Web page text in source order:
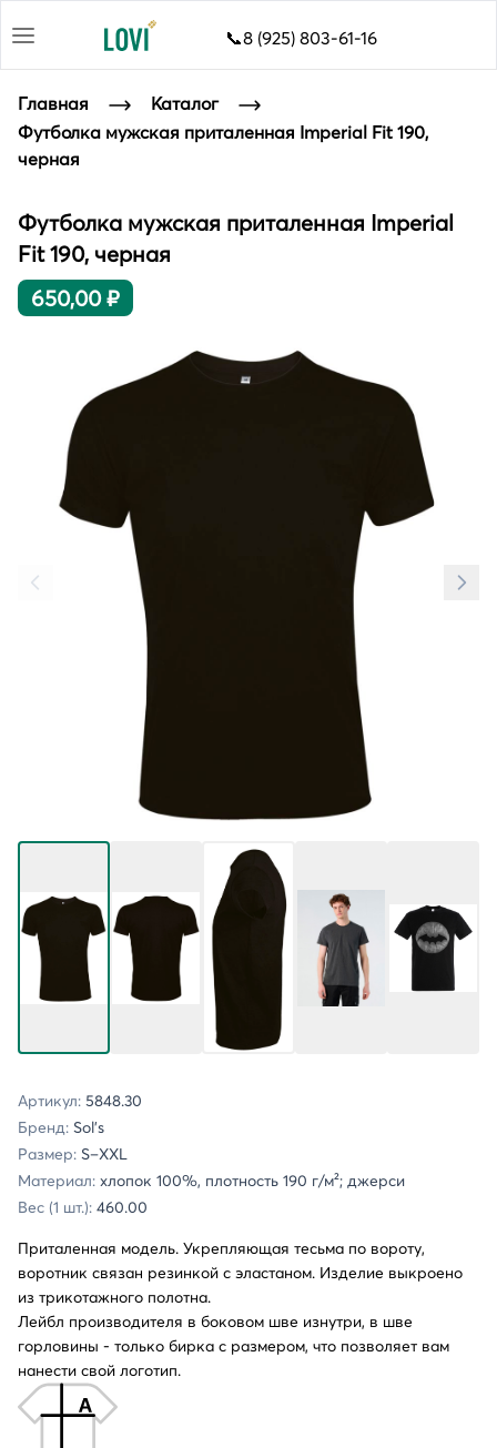
📞8 (925) 803-61-16
Главная
Каталог
Футболка мужская приталенная Imperial Fit 190,
черная
Футболка мужская приталенная Imperial
Fit 190, черная
650,00 ₽
Артикул: 5848.30
Бренд: Sol's
Размер: S–XXL
Материал: хлопок 100%, плотность 190 г/м²; джерси
Вес (1 шт.): 460.00
Приталенная модель. Укрепляющая тесьма по вороту,
воротник связан резинкой с эластаном. Изделие выкроено
из трикотажного полотна.
Лейбл производителя в боковом шве изнутри, в шве
горловины - только бирка с размером, что позволяет вам
нанести свой логотип.